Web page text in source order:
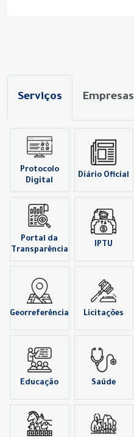
Serviços Empresas
Protocolo
Digital
Diário Oficial
Portal da
Transparência
IPTU
Georreferência Licitações
Educação Saúde